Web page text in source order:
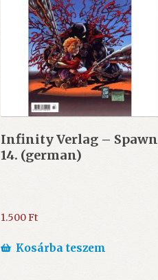
Infinity Verlag – Spawn
14. (german)
1.500Ft
Kosárba teszem